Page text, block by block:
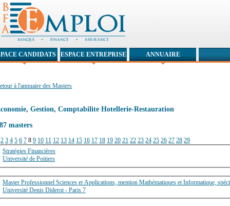
à l'annuaire des Masters
Gestion, Comptabilite Hotellerie-Restauration
masters
2 3 4 5 6 7 8 9 10 11 12 13 14 15 16 17 18 19 20 21 22 23 24 25 26 27 28 29
Stratégies Financières
Université de Poitiers
Master Professionnel Sciences et Applications, mention Mathématiques et Informatique,
Université Denis Diderot - Paris 7
CANDIDATS ESPACE ENTREPRISE ANNUAIRE